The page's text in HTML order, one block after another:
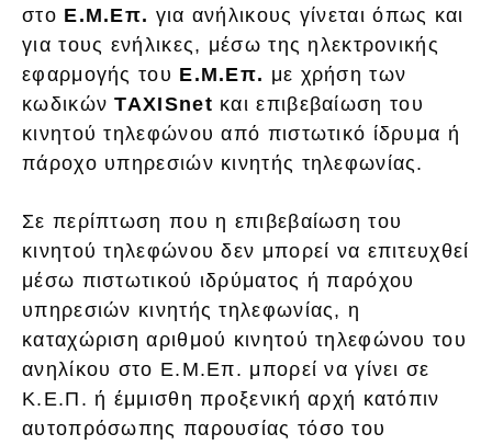
στο Ε.Μ.Επ. για ανήλικους γίνεται όπως και
για τους ενήλικες, μέσω της ηλεκτρονικής
εφαρμογής του Ε.Μ.Επ. με χρήση των
κωδικώνTAXISnet και επιβεβαίωση του
κινητού τηλεφώνου από πιστωτικό ίδρυμα ή
πάροχο υπηρεσιών κινητής τηλεφωνίας.
Σε περίπτωση που η επιβεβαίωση του
κινητού τηλεφώνου δεν μπορεί να επιτευχθεί
μέσω πιστωτικού ιδρύματος ή παρόχου
υπηρεσιών κινητής τηλεφωνίας, η
καταχώριση αριθμού κινητού τηλεφώνου του
ανηλίκου στο Ε.Μ.Επ. μπορεί να γίνει σε
Κ.Ε.Π. ή έμμισθη προξενική αρχή κατόπιν
αυτοπρόσωπης παρουσίας τόσο του